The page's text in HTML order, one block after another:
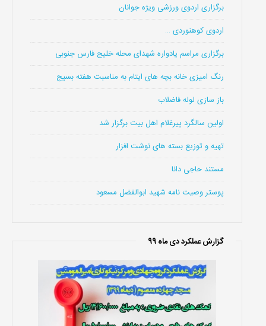
برگزاری اردوی ورزشی ویژه جوانان
اردوی کوهنوردی …
برگزاری مراسم یادواره شهدای محله خلیج فارس جنوبی
رنگ امیزی خانه بچه های ایتام به مناسبت هفته بسیج
باز سازی لوله فاضلاب
اولین سالگرد پیرغلام اهل بیت برگزار شد
تهیه و توزیع بسته های نوشت افزار
مستند حاجی دانا
پوستر وصیت نامه شهید ابوالفضل مسعود
گزارش عملکرد دی ماه 99